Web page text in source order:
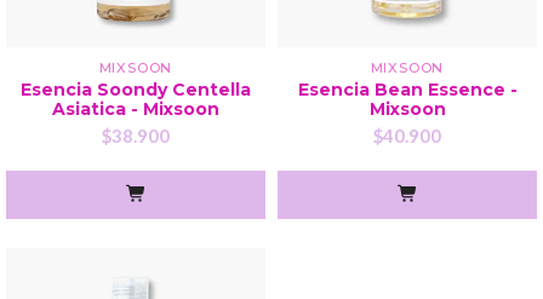
MIXSOON
Esencia Soondy Centella
Asiatica - Mixsoon
$38.900
MIXSOON
Esencia Bean Essence -
Mixsoon
$40.900